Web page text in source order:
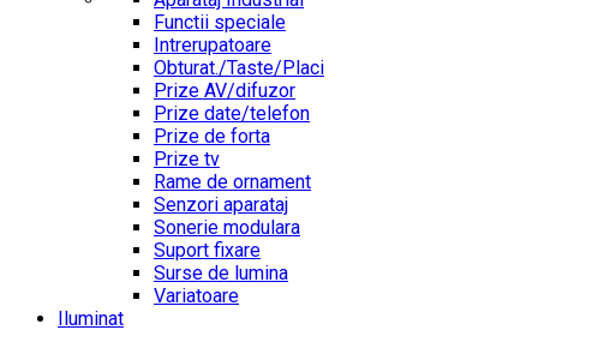
Functii speciale
Intrerupatoare
Obturat./Taste/Placi
Prize AV/difuzor
Prize date/telefon
Prize de forta
Prize tv
Rame de ornament
Senzori aparataj
Sonerie modulara
Suport fixare
Surse de lumina
Variatoare
Iluminat